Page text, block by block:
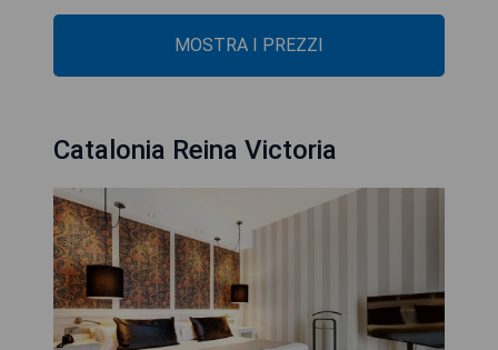
MOSTRA I PREZZI
Catalonia Reina Victoria